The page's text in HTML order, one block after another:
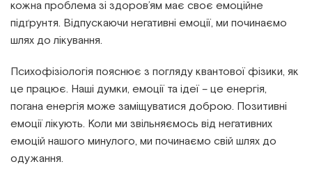
кожна проблема зі здоров’ям має своє емоційне
підґрунтя. Відпускаючи негативні емоції, ми починаємо
шлях до лікування.
Психофізіологія пояснює з погляду квантової фізики, як
це працює. Наші думки, емоції та ідеї – це енергія,
погана енергія може заміщуватися доброю. Позитивні
емоції лікують. Коли ми звільняємось від негативних
емоцій нашого минулого, ми починаємо свій шлях до
одужання.